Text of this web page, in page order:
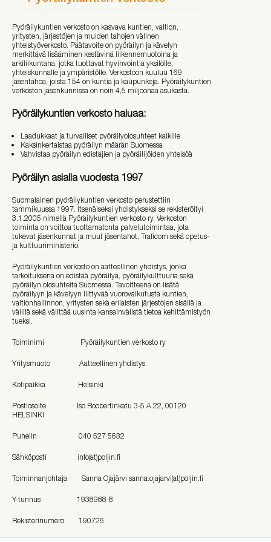
Pyöräilykuntien verkosto on kasvava kuntien, valtion,
yritysten, järjestöjen ja muiden tahojen välinen
yhteistyöverkosto. Päätavoite on pyöräilyn ja kävelyn
merkittävä lisääminen kestävinä liikennemuotoina ja
arkiliikuntana, jotka tuottavat hyvinvointia yksilölle,
yhteiskunnalle ja ympäristölle. Verkostoon kuuluu 169
jäsentahoa, joista 154 on kuntia ja kaupunkeja. Pyöräilykuntien
verkoston jäsenkunnissa on noin 4,5 miljoonaa asukasta.
Pyöräilykuntien verkosto haluaa:
Laadukkaat ja turvalliset pyöräilyolosuhteet kaikille
Kaksinkertaistaa pyöräilyn määrän Suomessa
Vahvistaa pyöräilyn edistäjien ja pyöräilijöiden yhteisöä
Pyöräilyn asialla vuodesta 1997
Suomalainen pyöräilykuntien verkosto perustettiin
tammikuussa 1997. Itsenäiseksi yhdistykseksi se rekisteröityi
3.1.2005 nimellä Pyöräilykuntien verkosto ry. Verkoston
toiminta on voittoa tuottamatonta palvelutoimintaa, jota
tukevat jäsenkunnat ja muut jäsentahot, Traficom sekä opetus-
ja kulttuuriministeriö.
Pyöräilykuntien verkosto on aatteellinen yhdistys, jonka
tarkoituksena on edistää pyöräilyä, pyöräilykulttuuria sekä
pyöräilyn olosuhteita Suomessa. Tavoitteena on lisätä
pyöräilyyn ja kävelyyn liittyvää vuorovaikutusta kuntien,
valtionhallinnon, yritysten sekä erilaisten järjestöjen sisällä ja
välillä sekä välittää uusinta kansainvälistä tietoa kehittämistyön
tueksi.
Toiminimi Pyöräilykuntien verkosto ry
Yritysmuoto Aatteellinen yhdistys
Kotipaikka Helsinki
Postiosoite Iso Roobertinkatu 3-5 A 22, 00120
HELSINKI
Puhelin 040 527 5632
Sähköposti info(at)poljin.fi
Toiminnanjohtaja Sanna Ojajärvi sanna.ojajarvi(at)poljin.fi
Y-tunnus 1938988-8
Rekisterinumero 190726